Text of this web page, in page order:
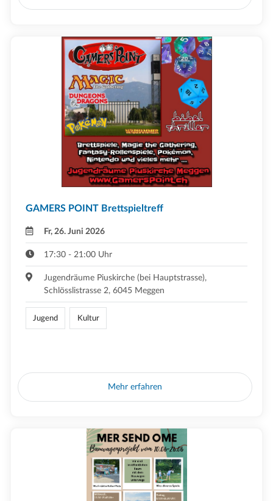
GAMERS POINT Brettspieltreff
Fr, 26. Juni 2026
17:30 - 21:00 Uhr
Jugendräume Piuskirche (bei Hauptstrasse),
Schlösslistrasse 2, 6045 Meggen
Jugend Kultur
Mehr erfahren